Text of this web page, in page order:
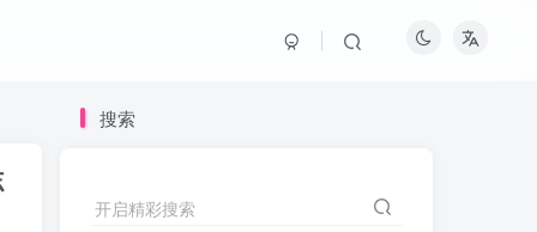
搜索
开启精彩搜索